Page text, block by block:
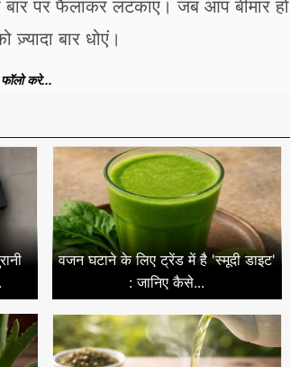
पर फैलाकर लटकाएं। जब आप बीमार हों
बार धोएं।
करे...
वजन घटाने के लिए ट्रेंड में है 'स्मूदी डाइट'
: जानिए कैसे...